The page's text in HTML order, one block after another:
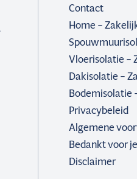
Contact
Home –
Vloerisolatie –
Dakisolatie –
Bodemisolatie
Privacybeleid
Algemene
Bedankt voor
Disclaimer